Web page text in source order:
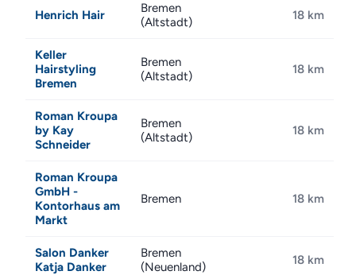
Henrich Hair
Bremen
(Altstadt)
18 km
Keller
Hairstyling
Bremen
Bremen
(Altstadt)
18 km
Roman Kroupa
by Kay
Schneider
Bremen
(Altstadt)
18 km
Roman Kroupa
GmbH -
Kontorhaus am
Markt
Bremen 18 km
Salon Danker
Katja Danker
Bremen
(Neuenland)
18 km